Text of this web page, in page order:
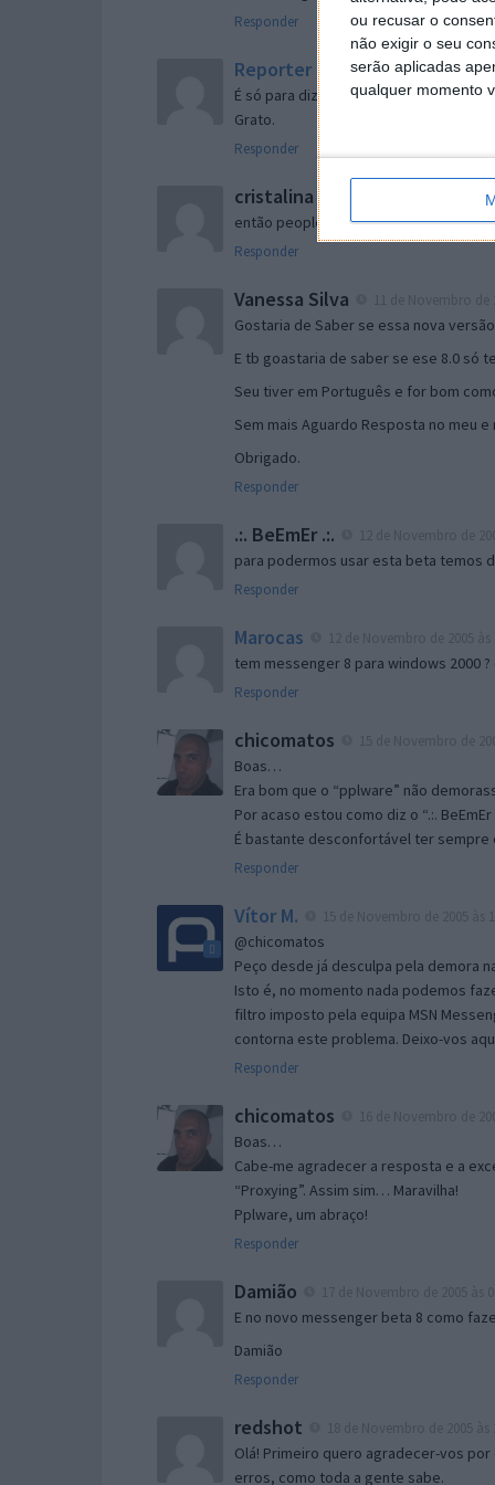
ou recusar o
não exigir o seu
serão aplicadas
qualquer momento
Responder
Reporter 7 de Novembro de 2005 às
É só para dizer que ainda não me
Grato.
Responder
cristalina 11 de Novembro de 2005
então people
Responder
Vanessa Silva
Gostaria de Saber se essa nova
E tb goastaria de saber se ese 8.0 só
Seu tiver em Português e for bom
Sem mais Aguardo Resposta no meu e
Obrigado.
Responder
.:. BeEmEr .:.
para podermos usar esta beta temos
Responder
Marocas
tem messenger 8 para windows 2000
Responder
chicomatos
Boas…
Era bom que o “pplware” não
Por acaso estou como diz o “.:.
É bastante desconfortável ter sempre
Responder
Vítor M.
@chicomatos
Peço desde já desculpa pela demora
Isto é, no momento nada podemos
filtro imposto pela equipa MSN
contorna este problema. Deixo-vos
Responder
chicomatos
Boas…
Cabe-me agradecer a resposta e a
“Proxying”. Assim sim… Maravilha!
Pplware, um abraço!
Responder
Damião
E no novo messenger beta 8 como
Damião
Responder
redshot
Olá! Primeiro quero agradecer-vos
erros, como toda a gente sabe.